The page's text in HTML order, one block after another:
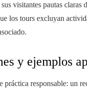
visitantes pautas
los tours excluyan
y ejemplos
práctica responsable: un